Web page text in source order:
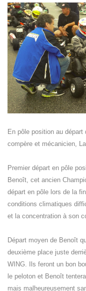
En pôle position au
compère et mécanicien,
Premier départ en pôle
Benoît, cet ancien
départ en pôle lors de la
conditions climatiques
et la concentration à son
Départ moyen de Benoît
deuxième place juste
WING. Ils feront un bon
le peloton et Benoît
mais malheureusement